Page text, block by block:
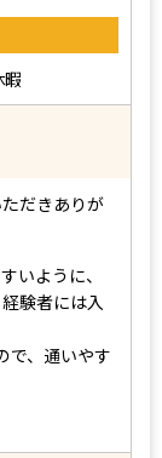
だきありが
いように、
験者には入
で、通いやす